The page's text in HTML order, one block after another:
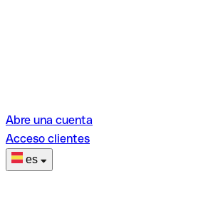
Abre una cuenta
Acceso clientes
es